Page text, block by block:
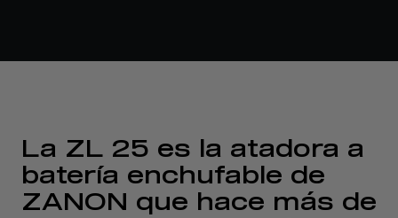
La ZL 25 es la atadora a
batería enchufable de
ZANON que hace más de